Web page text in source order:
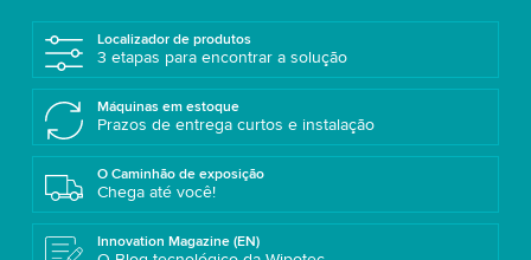
Localizador de produtos
3 etapas para encontrar a solução
Máquinas em estoque
Prazos de entrega curtos e instalação
O Caminhão de exposição
Chega até você!
Innovation Magazine (EN)